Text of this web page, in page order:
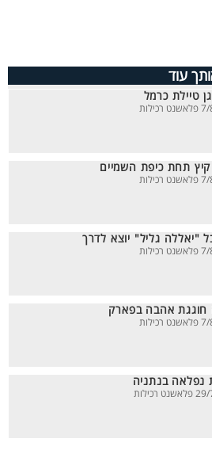
עוד
טיילת כרמל
קיץ תחת כיפת השמיים
"יאללה גליל" יוצא לדרך
חוגגת אהבה בפארק
נפלאה בנתניה
רכילות